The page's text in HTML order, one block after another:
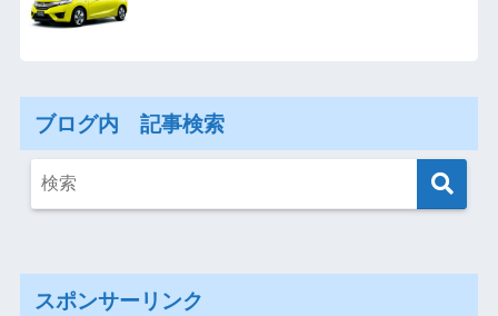
ブログ内 記事検索
スポンサーリンク